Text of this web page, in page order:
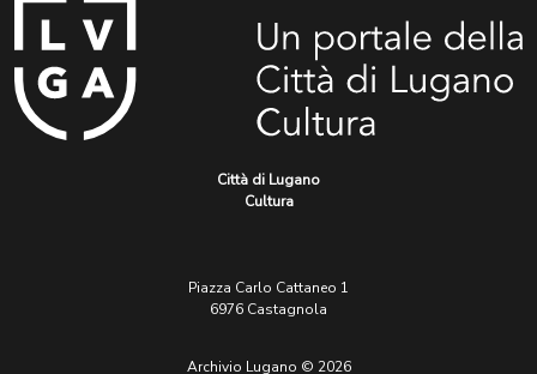
Città di Lugano
Cultura
Piazza Carlo Cattaneo 1
6976 Castagnola
Archivio Lugano © 2026